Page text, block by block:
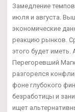
Замедление
июля и августа.
экономические
реакцию рынков.
этого будет
Перегоревший
разгорелся
фоне глубокого
безработицы и
ищет